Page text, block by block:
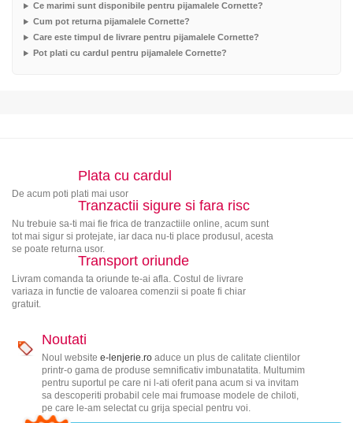
Ce marimi sunt disponibile pentru pijamalele Cornette?
Cum pot returna pijamalele Cornette?
Care este timpul de livrare pentru pijamalele Cornette?
Pot plati cu cardul pentru pijamalele Cornette?
Plata cu cardul
De acum poti plati mai usor
Tranzactii sigure si fara risc
Nu trebuie sa-ti mai fie frica de tranzactiile online, acum sunt
tot mai sigur si protejate, iar daca nu-ti place produsul, acesta
se poate returna usor.
Transport oriunde
Livram comanda ta oriunde te-ai afla. Costul de livrare
variaza in functie de valoarea comenzii si poate fi chiar
gratuit.
Noutati
Noul website e-lenjerie.roaduce un plus de calitate clientilor
printr-o gama de produse semnificativ imbunatatita. Multumim
pentru suportul pe care ni l-ati oferit pana acum si va invitam
sa descoperiti probabil cele mai frumoase modele de chiloti,
pe care le-am selectat cu grija special pentru voi.